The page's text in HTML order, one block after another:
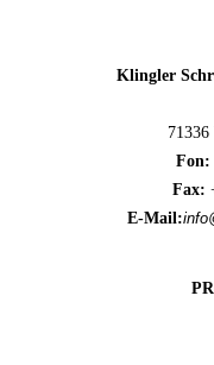
Klingler
Fon:
Fax:
E-Mail: